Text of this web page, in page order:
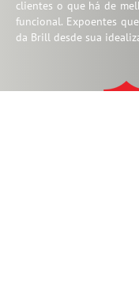
clientes o que há de
funcional. Expoentes
da Brill desde sua